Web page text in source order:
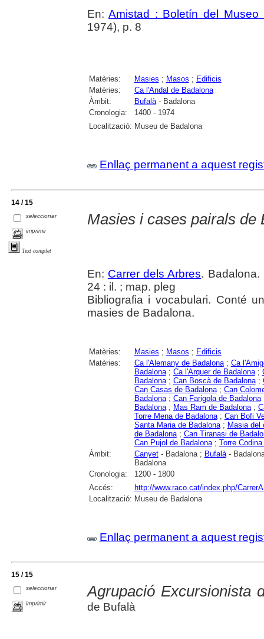
En:Amistad : Boletín del Museo
1974), p. 8
Matèries: Masies ; Masos ; Edificis
Matèries:
Ca l'Andal de Badalona
Àmbit:
Bufalà- Badalona
Cronologia:
1400 - 1974
Localització: Museu de Badalona
Enllaç permanent a aquest
14 / 15
seleccionar
imprimir
Text complet
Masies i cases pairals de
En: Carrer dels Arbres. Badalona.
24 : il. ; map. pleg
Bibliografia i vocabulari. Conté
masies de Badalona.
Matèries: Masies ; Masos ; Edificis
Matèries:
Ca l'Alemany de Badalona; Ca
Badalona; Ca l'Arquer de Badalona;
Badalona; Can Boscà de Badalona;
Can Casas de Badalona; Can
Badalona; Can Farigola de Badalona
Badalona; Mas Ram de Badalona;
Torre Mena de Badalona; Can Bofi
Santa Maria de Badalona; Masia del
de Badalona; Can Tiranasi de
Can Pujol de Badalona; Torre
Àmbit:
Canyet- Badalona ; Bufalà-
Badalona
Cronologia:
1200 - 1800
Accés:
http://www.raco.cat/index.php/
Localització: Museu de Badalona
Enllaç permanent a aquest
15 / 15
seleccionar
imprimir
Agrupació Excursionista
de Bufalà